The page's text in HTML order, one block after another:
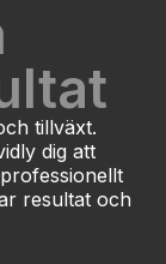
tillväxt.
dig att
resultat och